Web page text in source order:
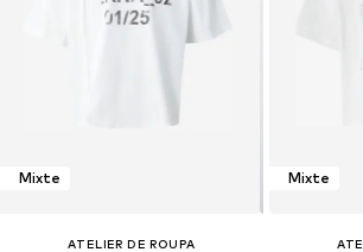
Mixte
ATELIER DE ROUPA
Mixte